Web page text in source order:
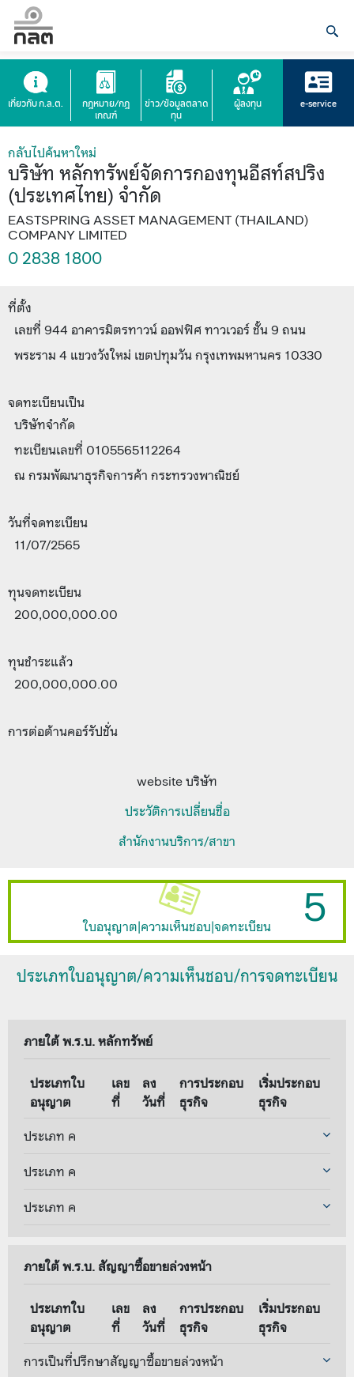
เกี่ยวกับ ก.ล.ต.
กฎหมาย/กฎ
เกณฑ์
ข่าว/ข้อมูลตลาด
ทุน
ผู้ลงทุน e-service
กลับไปค้นหาใหม่
บริษัท หลักทรัพย์จัดการกองทุนอีสท์สปริง
(ประเทศไทย) จำกัด
EASTSPRING ASSET MANAGEMENT (THAILAND)
COMPANY LIMITED
0 2838 1800
ที่ตั้ง
เลขที่ 944 อาคารมิตรทาวน์ ออฟฟิศ ทาวเวอร์ ชั้น 9 ถนน
พระราม 4 แขวงวังใหม่ เขตปทุมวัน กรุงเทพมหานคร 10330
จดทะเบียนเป็น
บริษัทจำกัด
ทะเบียนเลขที่ 0105565112264
ณ กรมพัฒนาธุรกิจการค้า กระทรวงพาณิชย์
วันที่จดทะเบียน
11/07/2565
ทุนจดทะเบียน
200,000,000.00
ทุนชำระแล้ว
200,000,000.00
การต่อต้านคอร์รัปชั่น
website บริษัท
ประวัติการเปลี่ยนชื่อ
สำนักงานบริการ/สาขา
ใบอนุญาต|ความเห็นชอบ|จดทะเบียน 5
ประเภทใบอนุญาต/ความเห็นชอบ/การจดทะเบียน
ภายใต้ พ.ร.บ. หลักทรัพย์
ประเภทใบ
อนุญาต
เลข
ที่
ลง
วันที่
การประกอบ
ธุรกิจ
เริ่มประกอบ
ธุรกิจ
ประเภท ค
ประเภท ค
ประเภท ค
ภายใต้ พ.ร.บ. สัญญาซื้อขายล่วงหน้า
ประเภทใบ
อนุญาต
เลข
ที่
ลง
วันที่
การประกอบ
ธุรกิจ
เริ่มประกอบ
ธุรกิจ
การเป็นที่ปรึกษาสัญญาซื้อขายล่วงหน้า